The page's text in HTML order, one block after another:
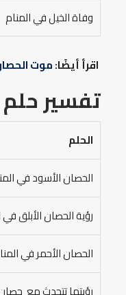
وفاة الخيل في المنام
اقرأ أيضًا:موت
تفسير
الحلم
الحصان الأسود في
رؤية الحصان الأبلق في
الحصان الأحمر في